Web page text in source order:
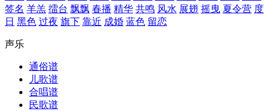
签名 羊羔 擂台 飘飘 春播 精华 共鸣 风水 展翅 摇曳 夏令营 度
日 黑色 过夜 旗下 靠近 成婚 蓝色 留恋
声乐
通俗谱
儿歌谱
合唱谱
民歌谱